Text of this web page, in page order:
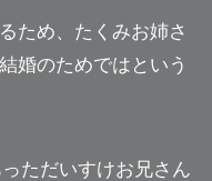
ため、たくみお姉さ
婚のためではという
ただいすけお兄さん